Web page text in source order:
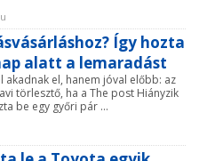
Így hozta
alatt a lemaradást
akadnak el, hanem jóval előbb: az
törlesztő, ha a The post Hiányzik
be egy győri pár ...